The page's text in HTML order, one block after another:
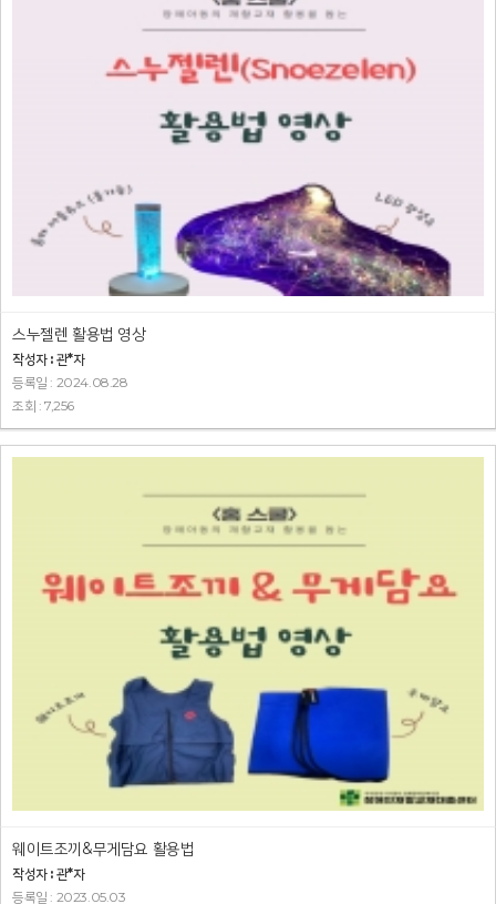
스누젤렌 활용법 영상
작성자 : 관*자
등록일 : 2024.08.28
조회 : 7,256
웨이트조끼&무게담요 활용법
작성자 : 관*자
등록일 : 2023.05.03